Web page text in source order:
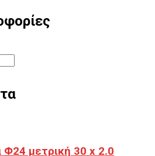
μετρική 30 x 2.0